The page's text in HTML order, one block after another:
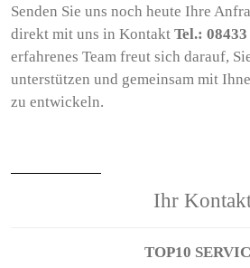
Senden Sie uns noch heute Ihre
direkt mit uns in Kontakt Tel.:
erfahrenes Team freut sich darauf,
unterstützen und gemeinsam mit
zu entwickeln.
Ihr
TOP10